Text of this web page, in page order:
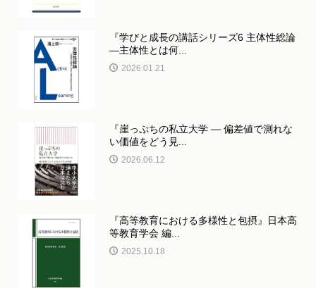
『学びと成長の講話シリーズ6 主体性総論
―主体性とは何...
2026.01.21
『崖っぷちの私立大学 ― 偏差値で測れな
い価値をどう見...
2026.06.12
『高等教育における多様性と包摂』日本高
等教育学会 編...
2025.10.18